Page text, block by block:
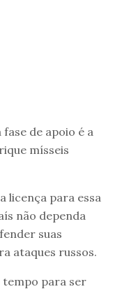
de apoio é a
mísseis
licença para essa
não dependa
suas
ataques russos.
tempo para ser